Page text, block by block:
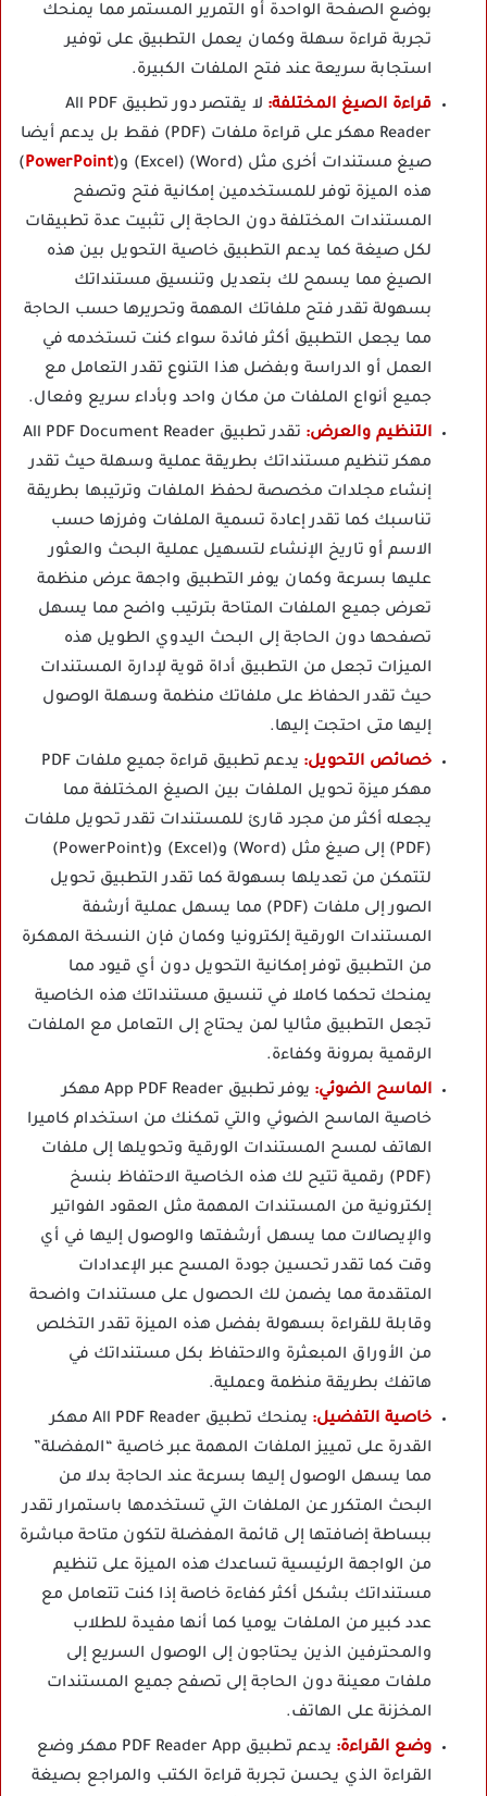
بوضع الصفحة الواحدة أو التمرير المستمر مما يمنحك
تجربة قراءة سهلة وكمان يعمل التطبيق على توفير
استجابة سريعة عند فتح الملفات الكبيرة.
قراءة الصيغ المختلفة:
لا يقتصر دور تطبيق All PDF
Reader مهكر على قراءة ملفات (PDF) فقط بل يدعم أيضا
صيغ مستندات أخرى مثل (Word) (Excel) و(
PowerPoint
)
هذه الميزة توفر للمستخدمين إمكانية فتح وتصفح
المستندات المختلفة دون الحاجة إلى تثبيت عدة تطبيقات
لكل صيغة كما يدعم التطبيق خاصية التحويل بين هذه
الصيغ مما يسمح لك بتعديل وتنسيق مستنداتك
بسهولة تقدر فتح ملفاتك المهمة وتحريرها حسب الحاجة
مما يجعل التطبيق أكثر فائدة سواء كنت تستخدمه في
العمل أو الدراسة وبفضل هذا التنوع تقدر التعامل مع
جميع أنواع الملفات من مكان واحد وبأداء سريع وفعال.
التنظيم والعرض:
تقدر تطبيق All PDF Document Reader
مهكر تنظيم مستنداتك بطريقة عملية وسهلة حيث تقدر
إنشاء مجلدات مخصصة لحفظ الملفات وترتيبها بطريقة
تناسبك كما تقدر إعادة تسمية الملفات وفرزها حسب
الاسم أو تاريخ الإنشاء لتسهيل عملية البحث والعثور
عليها بسرعة وكمان يوفر التطبيق واجهة عرض منظمة
تعرض جميع الملفات المتاحة بترتيب واضح مما يسهل
تصفحها دون الحاجة إلى البحث اليدوي الطويل هذه
الميزات تجعل من التطبيق أداة قوية لإدارة المستندات
حيث تقدر الحفاظ على ملفاتك منظمة وسهلة الوصول
إليها متى احتجت إليها.
خصائص التحويل:
يدعم تطبيق قراءة جميع ملفات PDF
مهكر ميزة تحويل الملفات بين الصيغ المختلفة مما
يجعله أكثر من مجرد قارئ للمستندات تقدر تحويل ملفات
(PDF) إلى صيغ مثل (Word) و(Excel) و(PowerPoint)
لتتمكن من تعديلها بسهولة كما تقدر التطبيق تحويل
الصور إلى ملفات (PDF) مما يسهل عملية أرشفة
المستندات الورقية إلكترونيا وكمان فإن النسخة المهكرة
من التطبيق توفر إمكانية التحويل دون أي قيود مما
يمنحك تحكما كاملا في تنسيق مستنداتك هذه الخاصية
تجعل التطبيق مثاليا لمن يحتاج إلى التعامل مع الملفات
الرقمية بمرونة وكفاءة.
الماسح الضوئي:
يوفر تطبيق App PDF Reader مهكر
خاصية الماسح الضوئي والتي تمكنك من استخدام كاميرا
الهاتف لمسح المستندات الورقية وتحويلها إلى ملفات
(PDF) رقمية تتيح لك هذه الخاصية الاحتفاظ بنسخ
إلكترونية من المستندات المهمة مثل العقود الفواتير
والإيصالات مما يسهل أرشفتها والوصول إليها في أي
وقت كما تقدر تحسين جودة المسح عبر الإعدادات
المتقدمة مما يضمن لك الحصول على مستندات واضحة
وقابلة للقراءة بسهولة بفضل هذه الميزة تقدر التخلص
من الأوراق المبعثرة والاحتفاظ بكل مستنداتك في
هاتفك بطريقة منظمة وعملية.
خاصية التفضيل:
يمنحك تطبيق All PDF Reader مهكر
القدرة على تمييز الملفات المهمة عبر خاصية “المفضلة”
مما يسهل الوصول إليها بسرعة عند الحاجة بدلا من
البحث المتكرر عن الملفات التي تستخدمها باستمرار تقدر
ببساطة إضافتها إلى قائمة المفضلة لتكون متاحة مباشرة
من الواجهة الرئيسية تساعدك هذه الميزة على تنظيم
مستنداتك بشكل أكثر كفاءة خاصة إذا كنت تتعامل مع
عدد كبير من الملفات يوميا كما أنها مفيدة للطلاب
والمحترفين الذين يحتاجون إلى الوصول السريع إلى
ملفات معينة دون الحاجة إلى تصفح جميع المستندات
المخزنة على الهاتف.
وضع القراءة:
يدعم تطبيق PDF Reader App مهكر وضع
القراءة الذي يحسن تجربة قراءة الكتب والمراجع بصيغة